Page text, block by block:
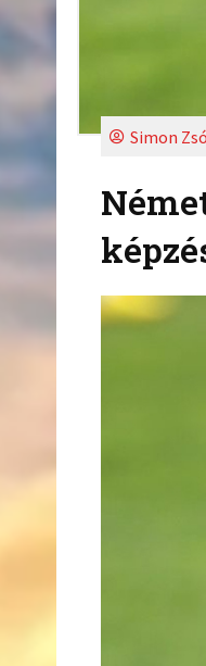
Simon